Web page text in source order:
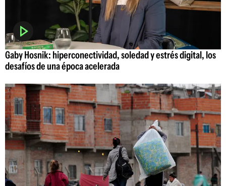
Gaby Hosnik: hiperconectividad, soledad y estrés digital, los
desafíos de una época acelerada